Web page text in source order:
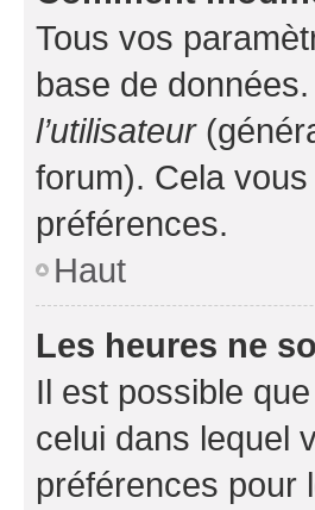
Tous vos
base de
l’utilisateur
forum). Cela
préférences.
Haut
Les heures ne
Il est possible
celui dans lequel
préférences pour